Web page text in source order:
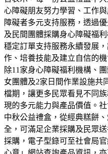
心障礙朋友努力學習、工作
障礙者多元支持服務，透過
及民間團體採購身心障礙福
穩定訂單支持服務永續發展
作、培養技能及建立自信的
除11家身心障礙福利機構、
女團體及2家日間作業設施共
檔期，讓更多民眾看見不同
現的多元能力與產品價值。
中秋公益禮盒，從經典糕餅
全，可滿足企業採購及民眾
採購，電子型錄可至社會局